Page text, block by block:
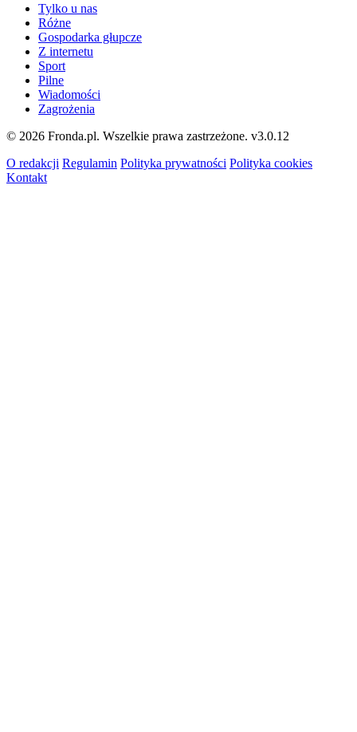
Tylko u nas
Różne
Gospodarka głupcze
Z internetu
Sport
Pilne
Wiadomości
Zagrożenia
© 2026 Fronda.pl. Wszelkie prawa zastrzeżone. v3.0.12
O redakcji Regulamin Polityka prywatności Polityka cookies
Kontakt